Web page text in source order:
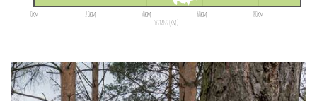
dystans (km)
0km 20km 40km 60km 80km